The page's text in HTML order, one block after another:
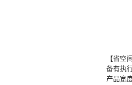
【省空
备有执
产品宽